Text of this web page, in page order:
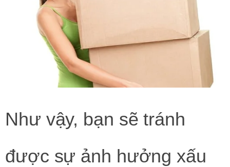
Như vậy, bạn sẽ tránh
được sự ảnh hưởng xấu